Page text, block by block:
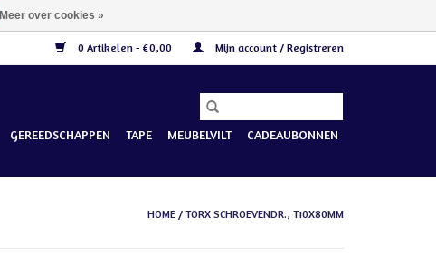
0 Artikelen - €0,00 Mijn account / Registreren
GEREEDSCHAPPEN TAPE MEUBELVILT CADEAUBONNEN
HOME / TORX SCHROEVENDR., T10X80MM
Meer over cookies »